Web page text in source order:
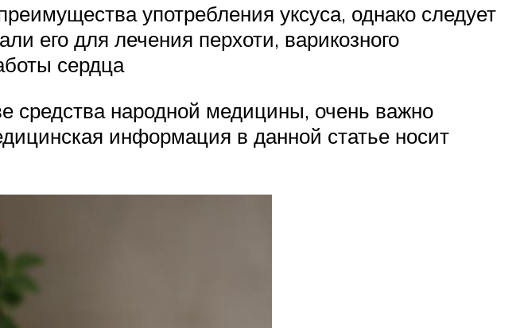
употребления уксуса, однако следует
его для лечения перхоти, варикозного
сердца
средства народной медицины, очень важно
информация в данной статье носит